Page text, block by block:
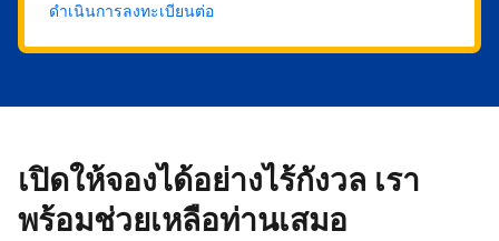
ดำเนินการลงทะเบียนต่อ
เปิดให้จองได้อย่างไร้กังวล เรา
พร้อมช่วยเหลือท่านเสมอ